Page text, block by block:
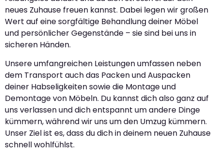
neues Zuhause freuen kannst. Dabei legen wir großen
Wert auf eine sorgfältige Behandlung deiner Möbel
und persönlicher Gegenstände – sie sind bei uns in
sicheren Händen.
Unsere umfangreichen Leistungen umfassen neben
dem Transport auch das Packen und Auspacken
deiner Habseligkeiten sowie die Montage und
Demontage von Möbeln. Du kannst dich also ganz auf
uns verlassen und dich entspannt um andere Dinge
kümmern, während wir uns um den Umzug kümmern.
Unser Ziel ist es, dass du dich in deinem neuen Zuhause
schnell wohlfühlst.